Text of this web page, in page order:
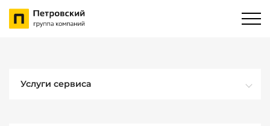
Услуги сервиса